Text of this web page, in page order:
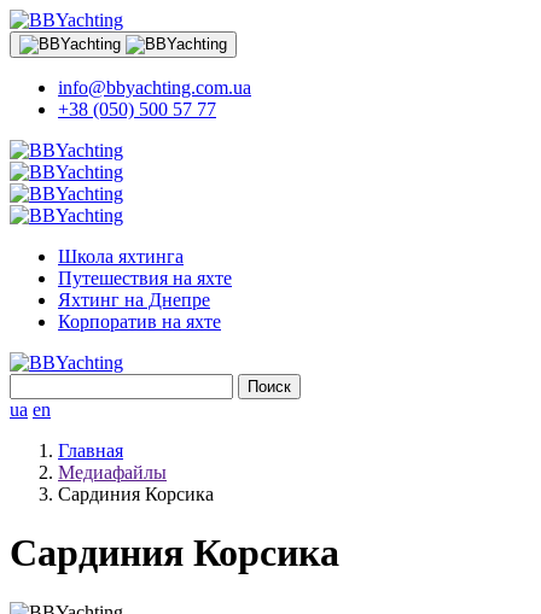
info@bbyachting.com.ua
+38 (050) 500 57 77
Школа яхтинга
Путешествия на яхте
Яхтинг на Днепре
Корпоратив на яхте
ua en
Главная
Медиафайлы
Сардиния Корсика
Сардиния Корсика